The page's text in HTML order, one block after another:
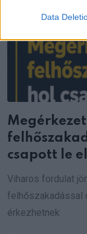
Data
csapott le
Viharos fordulat
felhőszakadással
érkezhetnek